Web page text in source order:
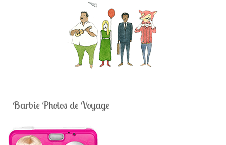
Barbie Photos de Voyage